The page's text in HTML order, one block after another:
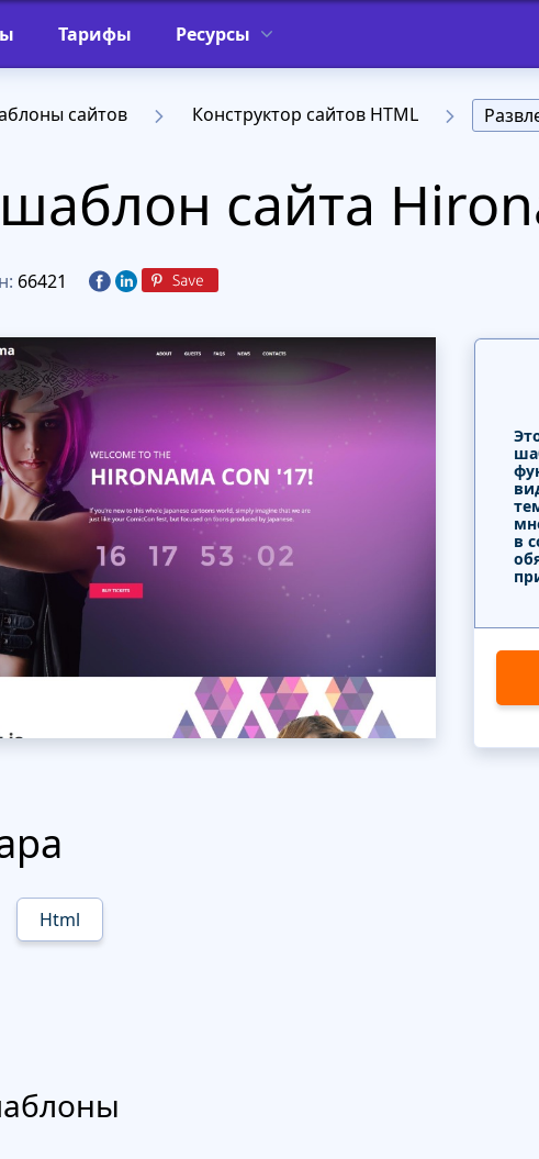
Тарифы Ресурсы
сайтов Конструктор сайтов HTML
сайта
66421
Html
в